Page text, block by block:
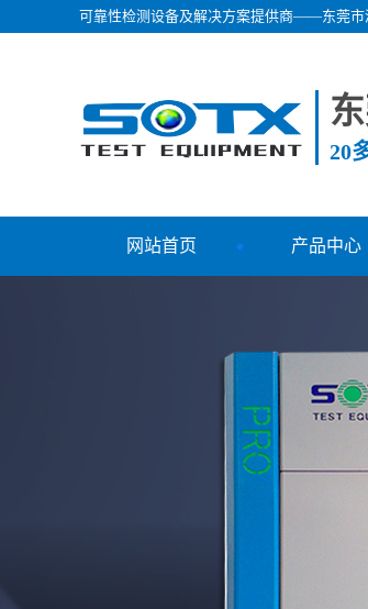
可靠性检测设备及解决方案提供商——东莞市
20
网站首页 产品中心